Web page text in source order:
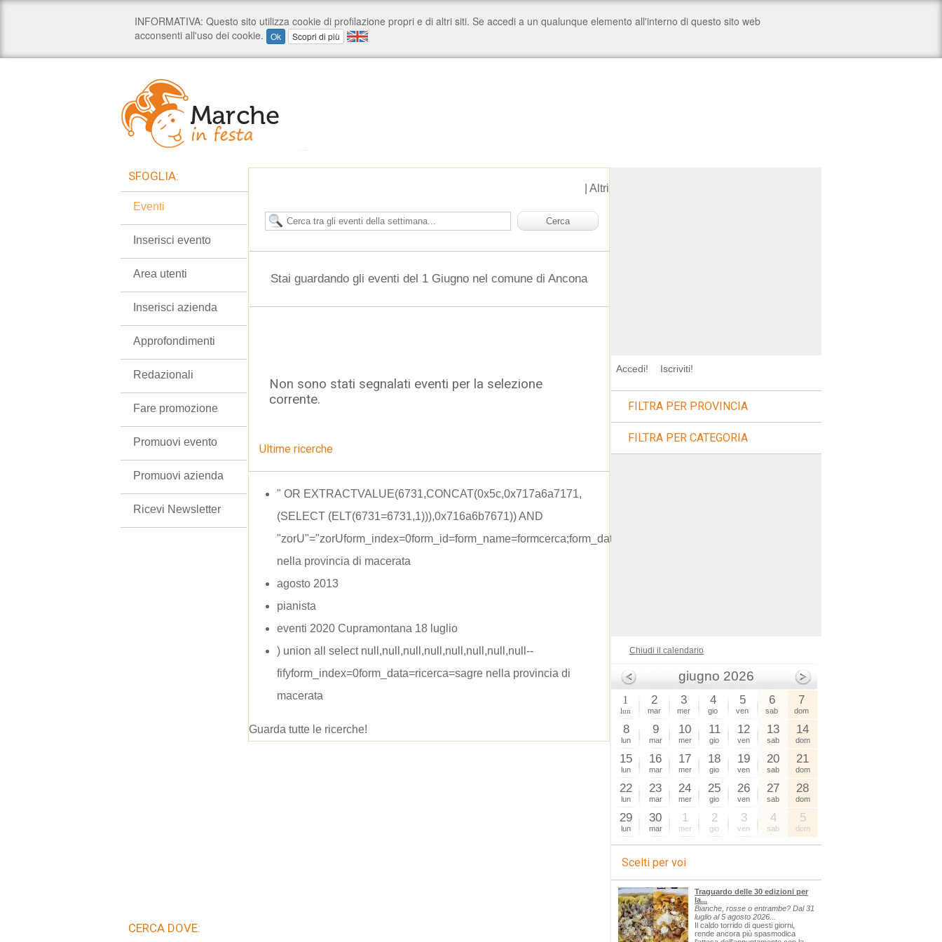
Altri
Stai guardando gli eventi del 1 Giugno nel comune di Ancona
Non sono stati segnalati eventi per la selezione
corrente.
Ultime ricerche
" OR EXTRACTVALUE(6731,CONCAT(0x5c,0x717a6a7171,
(SELECT (ELT(6731=6731,1))),0x716a6b7671)) AND
"zorU"="zorUform_index=0form_id=form_name=formcerca;form_data=ricerca=sagre
nella provincia di macerata
agosto 2013
pianista
eventi 2020 Cupramontana 18 luglio
) union all select null,null,null,null,null,null,null,null--
fifyform_index=0form_data=ricerca=sagre nella provincia di
macerata
Guarda tutte le ricerche!
SFOGLIA:
Eventi
Inserisci evento
Area utenti
Inserisci azienda
Approfondimenti
Redazionali
Fare promozione
Promuovi evento
Promuovi azienda
Ricevi Newsletter
CERCA DOVE:
Accedi! Iscriviti!
FILTRA PER PROVINCIA
FILTRA PER CATEGORIA
Chiudi il calendario
giugno 2026
1
lun
2
mar
3
mer
4
gio
5
ven
6
sab
7
dom
8
lun
9
mar
10
mer
11
gio
12
ven
13
sab
14
dom
15
lun
16
mar
17
mer
18
gio
19
ven
20
sab
21
dom
22
lun
23
mar
24
mer
25
gio
26
ven
27
sab
28
dom
29
lun
30
mar
1
mer
2
gio
3
ven
4
sab
5
dom
Scelti per voi
Traguardo delle 30 edizioni per
la...
Bianche, rosse o entrambe? Dal 31
luglio al 5 agosto 2026...
Il caldo torrido di questi giorni,
rende ancora più spasmodica